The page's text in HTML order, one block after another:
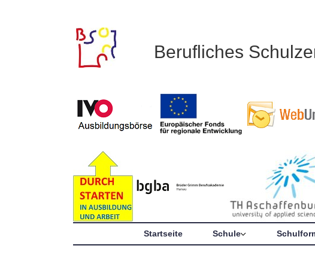
Berufliches
Startseite Schule